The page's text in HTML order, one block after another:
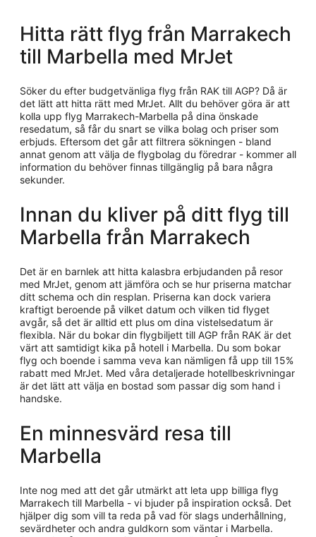
Hitta rätt flyg från Marrakech
till Marbella med MrJet
Söker du efter budgetvänliga flyg från RAK till AGP? Då är
det lätt att hitta rätt med MrJet. Allt du behöver göra är att
kolla upp flyg Marrakech-Marbella på dina önskade
resedatum, så får du snart se vilka bolag och priser som
erbjuds. Eftersom det går att filtrera sökningen - bland
annat genom att välja de flygbolag du föredrar - kommer all
information du behöver finnas tillgänglig på bara några
sekunder.
Innan du kliver på ditt flyg till
Marbella från Marrakech
Det är en barnlek att hitta kalasbra erbjudanden på resor
med MrJet, genom att jämföra och se hur priserna matchar
ditt schema och din resplan. Priserna kan dock variera
kraftigt beroende på vilket datum och vilken tid flyget
avgår, så det är alltid ett plus om dina vistelsedatum är
flexibla. När du bokar din flygbiljett till AGP från RAK är det
värt att samtidigt kika på hotell i Marbella. Du som bokar
flyg och boende i samma veva kan nämligen få upp till 15%
rabatt med MrJet. Med våra detaljerade hotellbeskrivningar
är det lätt att välja en bostad som passar dig som hand i
handske.
En minnesvärd resa till
Marbella
Inte nog med att det går utmärkt att leta upp billiga flyg
Marrakech till Marbella - vi bjuder på inspiration också. Det
hjälper dig som vill ta reda på vad för slags underhållning,
sevärdheter och andra guldkorn som väntar i Marbella.